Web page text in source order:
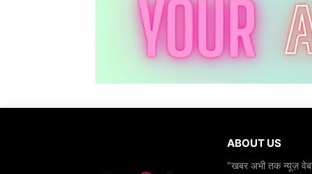
ABOUT US
"खबर अभी तक न्यूज़